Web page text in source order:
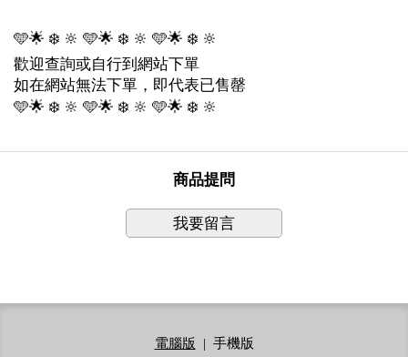
🩵🌟 ❄️ 🔆 🩵🌟 ❄️ 🔆 🩵🌟 ❄️ 🔆
歡迎查詢或自行到網站下單
如在網站無法下單，即代表已售罄
🩵🌟 ❄️ 🔆 🩵🌟 ❄️ 🔆 🩵🌟 ❄️ 🔆
商品提問
我要留言
電腦版 | 手機版